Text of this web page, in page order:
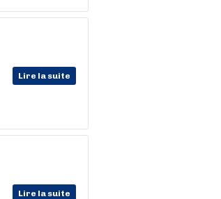
Lire la suite
Lire la suite